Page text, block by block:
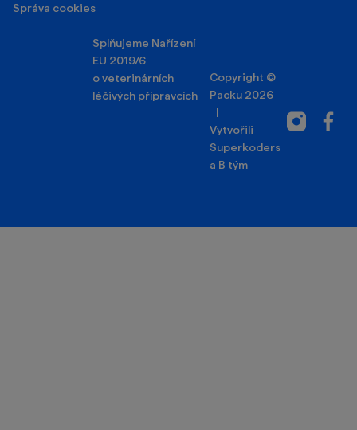
Správa cookies
Splňujeme Nařízení
EU 2019/6
o veterinárních
léčivých přípravcích
Copyright ©
Packu 2026
|
Vytvořili
Superkoders
a B tým
Instagram